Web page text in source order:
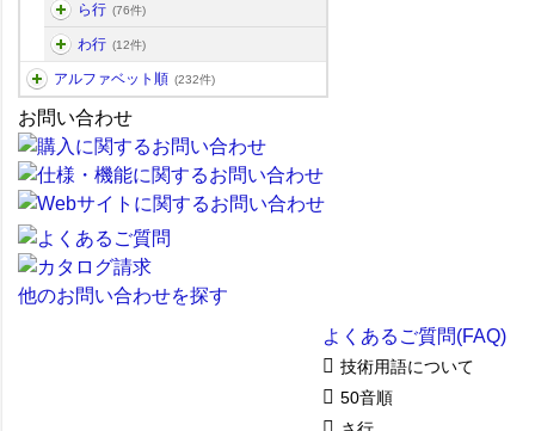
ら行 (76件)
わ行 (12件)
アルファベット順 (232件)
お問い合わせ
他のお問い合わせを探す
よくあるご質問(FAQ)
技術用語について
50音順